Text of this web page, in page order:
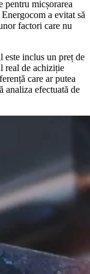
pentru micșorarea
a evitat să
factori care nu
este inclus un preț de
real de achiziție
care ar putea
analiza efectuată de